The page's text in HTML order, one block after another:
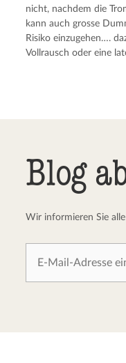
nicht, nachdem die
kann auch grosse
Risiko einzugehen….
Vollrausch oder eine
Blog
Wir informieren Sie